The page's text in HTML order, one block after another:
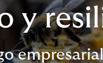
y